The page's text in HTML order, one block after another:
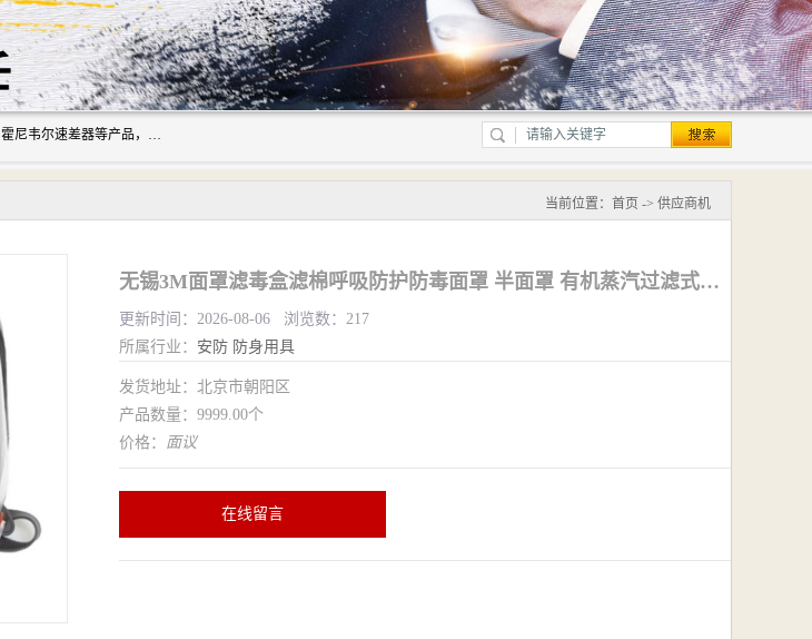
北京中创汇安科贸有限公司专业生产救援三脚架、天鹰4X气体检测仪、梅思安空气呼吸器、霍尼韦尔速差器等产品，品质保障，价格合理，欢迎在线致电咨询。
当前位置： 首页 -> 供应商机
无锡3M面罩滤毒盒滤棉呼吸防护防毒面罩 半面罩 有机蒸汽过滤式防护
更新时间：2026-08-06 浏览数：217
所属行业： 安防 防身用具
发货地址：北京市朝阳区
产品数量：9999.00个
价格： 面议
在线留言